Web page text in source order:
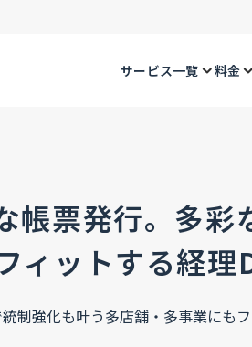
サービス一覧 料金
帳票発行。多彩
ィットする経理